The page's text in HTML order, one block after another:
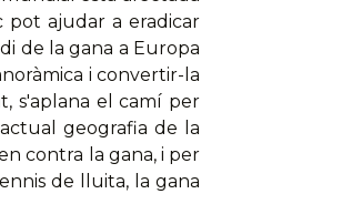
pot ajudar a eradicar
de la gana a Europa
i convertir-la
s'aplana el camí per
geografia de la
contra la gana, i per
de lluita, la gana